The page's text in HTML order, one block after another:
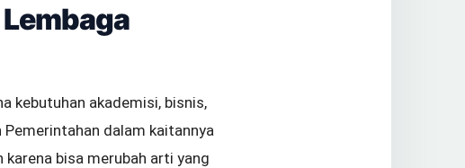
kebutuhan akademisi, bisnis,
dalam kaitannya
karena bisa merubah arti yang